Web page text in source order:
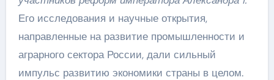
Его исследования и научные открытия,
направленные на развитие промышленности и
аграрного сектора России, дали сильный
импульс развитию экономики страны в целом.